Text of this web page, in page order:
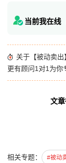
当前我在线
关于【被动卖出
更有顾问1对1为你
文
相关专题： #被动